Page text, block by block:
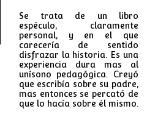
Se trata de un libro
espéculo, claramente
personal, y en el que
carecería de sentido
disfrazar la historia. Es una
experiencia dura mas al
unísono pedagógica. Creyó
que escribía sobre su padre,
mas entonces se percató de
que lo hacía sobre él mismo.